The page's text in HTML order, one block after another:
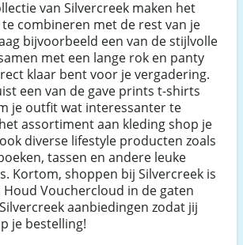
van Silvercreek maken het
te combineren met de rest van je
bijvoorbeeld een van de stijlvolle
met een lange rok en panty
klaar bent voor je vergadering.
een van de gave prints t-shirts
je outfit wat interessanter te
assortiment aan kleding shop je
diverse lifestyle producten zoals
tassen en andere leuke
Kortom, shoppen bij Silvercreek is
Houd Vouchercloud in de gaten
aanbiedingen zodat jij
je bestelling!